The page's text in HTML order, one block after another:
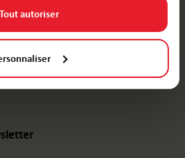
Tout autoriser